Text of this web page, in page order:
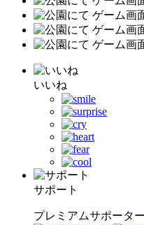
いいね
サポート
プレミアムサポーター